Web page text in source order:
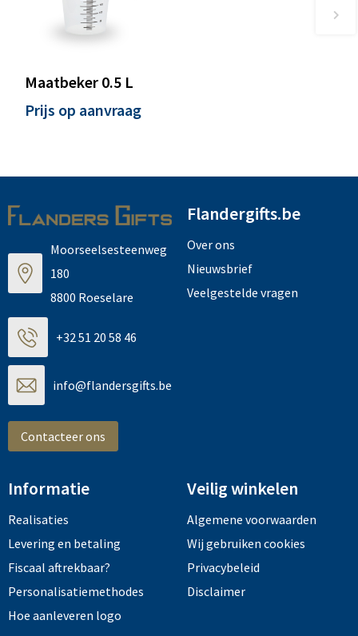
Maatbeker 0.5 L
Prijs op aanvraag
Moorseelsesteenweg
180
8800 Roeselare
+32 51 20 58 46
info@flandersgifts.be
Contacteer ons
Flandergifts.be
Over ons
Nieuwsbrief
Veelgestelde vragen
Informatie
Realisaties
Levering en betaling
Fiscaal aftrekbaar?
Personalisatiemethodes
Hoe aanleveren logo
Veilig winkelen
Algemene voorwaarden
Wij gebruiken cookies
Privacybeleid
Disclaimer